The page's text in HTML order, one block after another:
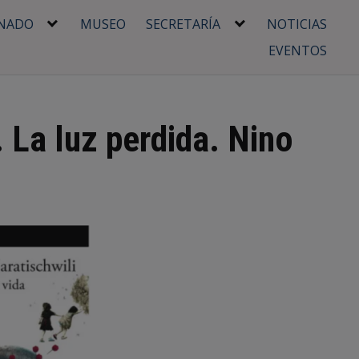
MUSEO SECRETARÍA
NOTICIAS
EVENTOS
luz perdida. Nino